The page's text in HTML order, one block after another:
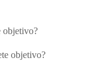
objetivo?
objetivo?